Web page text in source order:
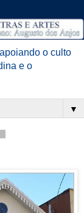
o culto
e o
▼